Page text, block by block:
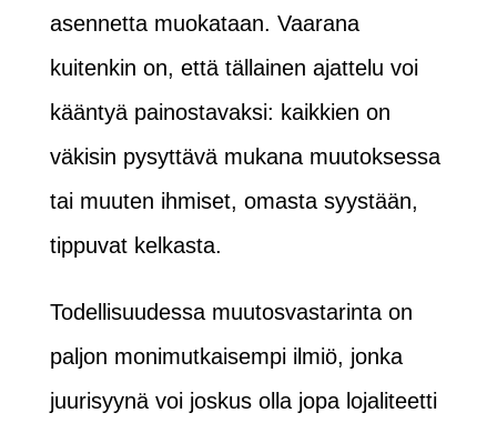
asennetta muokataan. Vaarana
kuitenkin on, että tällainen ajattelu voi
kääntyä painostavaksi: kaikkien on
väkisin pysyttävä mukana muutoksessa
tai muuten ihmiset, omasta syystään,
tippuvat kelkasta.
Todellisuudessa muutosvastarinta on
paljon monimutkaisempi ilmiö, jonka
juurisyynä voi joskus olla jopa lojaliteetti